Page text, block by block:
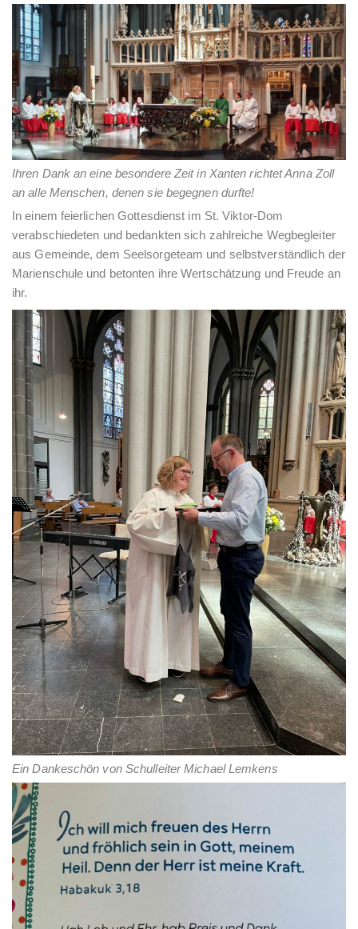
Ihren Dank an eine besondere Zeit in Xanten richtet Anna Zoll
an alle Menschen, denen sie begegnen durfte!
In einem feierlichen Gottesdienst im St. Viktor-Dom
verabschiedeten und bedankten sich zahlreiche Wegbegleiter
aus Gemeinde, dem Seelsorgeteam und selbstverständlich der
Marienschule und betonten ihre Wertschätzung und Freude an
ihr.
Ein Dankeschön von Schulleiter Michael Lemkens